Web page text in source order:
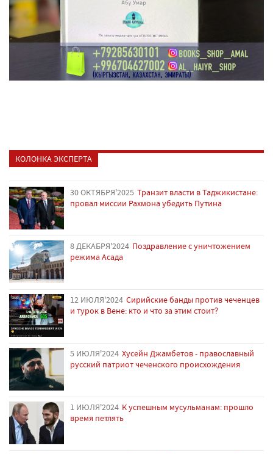
КОЛОНКА ЭКСПЕРТА
30 ОКТЯБРЯ'2025 Транзит власти в Таджикистане:
провал миссии Рахмона убедить Путина
8 ДЕКАБРЯ'2024 Поздравление с уничтожением
режима Асада
12 ИЮЛЯ'2024 Сирийские банды против чеченцев
и турок в Вене: кто и что за этим стоит?
5 ИЮЛЯ'2024 Хусейн Джамбетов - православный
русский патриот чеченского происхождения
1 ИЮЛЯ'2024 К успешным мусульманам: прошло
время петлять